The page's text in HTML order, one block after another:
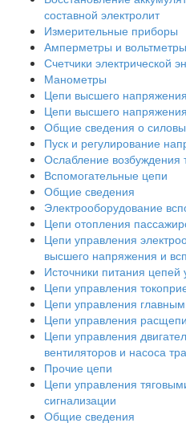
составной электролит
Измерительные приборы
Амперметры и вольтметры
Счетчики электрической
Манометры
Цепи высшего
Цепи высшего напряжения
Общие сведения о
Пуск и регулирование
Ослабление возбуждения
Вспомогательные цепи
Общие сведения
Электрооборудование
Цепи отопления
Цепи управления
высшего напряжения и
Источники питания цепей
Цепи управления
Цепи управления
Цепи управления
Цепи управления
вентиляторов и насоса
Прочие цепи
Цепи управления
сигнализации
Общие сведения